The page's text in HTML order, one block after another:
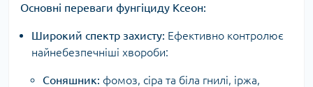
Основні переваги фунгіциду Ксеон:
Широкий спектр захисту: Ефективно контролює
найнебезпечніші хвороби:
Соняшник: фомоз, сіра та біла гнилі, іржа,